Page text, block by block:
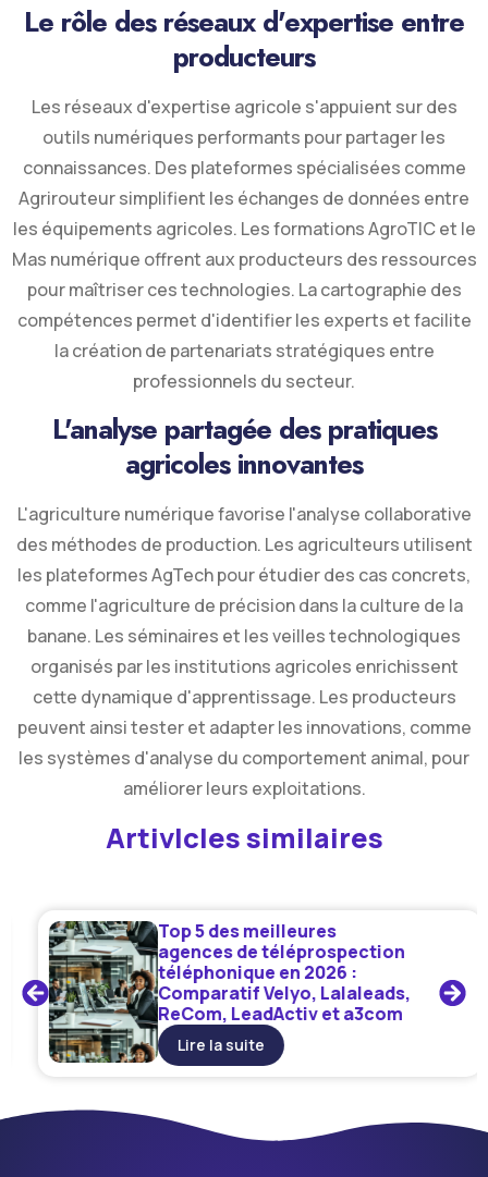
Le rôle des réseaux d'expertise entre
producteurs
Les réseaux d'expertise agricole s'appuient sur des
outils numériques performants pour partager les
connaissances. Des plateformes spécialisées comme
Agrirouteur simplifient les échanges de données entre
les équipements agricoles. Les formations AgroTIC et le
Mas numérique offrent aux producteurs des ressources
pour maîtriser ces technologies. La cartographie des
compétences permet d'identifier les experts et facilite
la création de partenariats stratégiques entre
professionnels du secteur.
L'analyse partagée des pratiques
agricoles innovantes
L'agriculture numérique favorise l'analyse collaborative
des méthodes de production. Les agriculteurs utilisent
les plateformes AgTech pour étudier des cas concrets,
comme l'agriculture de précision dans la culture de la
banane. Les séminaires et les veilles technologiques
organisés par les institutions agricoles enrichissent
cette dynamique d'apprentissage. Les producteurs
peuvent ainsi tester et adapter les innovations, comme
les systèmes d'analyse du comportement animal, pour
améliorer leurs exploitations.
Artivlcles similaires
Top 5 des meilleures
agences de téléprospection
téléphonique en 2026 :
Comparatif Velyo, Lalaleads,
ReCom, LeadActiv et a3com
Lire la suite